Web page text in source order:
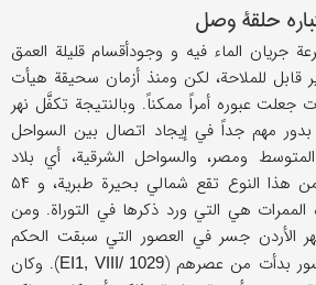
حلقة وصل
جریان الماء فیه و وجودأقسام قلیلة العمق
قابل للملاحة، لکن ومنذ أزمان سحیقة هیأت
جعلت عبوره أمراً ممکناً. وبالنتیجة تکفَّل نهر
بدور مهم جداً في إیجاد اتصال بین السواحل
المتوسط ومصر، والسواحل الشرقیة، أي بلاد
الشام. وکانت ۵ ممرات من هذا النوع تقع شمالي بحیرة طبریة، و ۵۴
هي التي ورد ذکرها في التوراة. ومن
الأردن جسر في العصور التي سبقت الحکم
بدأت من عصرهم (EI1, VIII/ 1029). وکان